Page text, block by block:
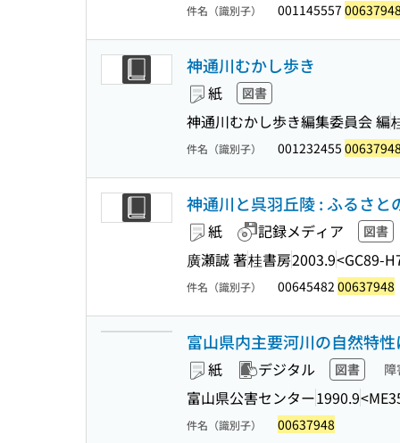
件名（識別子） 001145557
神通川むかし歩き
紙 図書
神通川むかし歩き編集委員会 編
件名（識別子） 001232455
神通川と呉羽丘陵 : ふるさと
紙 記録メディア 図書
廣瀬誠 著桂書房2003.9<GC89-
件名（識別子） 00645482 00637948
富山県内主要河川の自然特
紙 デジタル 図書
富山県公害センター1990.9
件名（識別子） 00637948